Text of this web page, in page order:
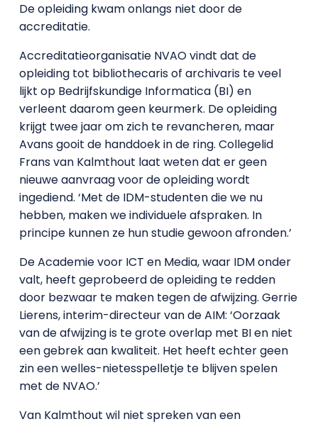
De opleiding kwam onlangs niet door de
accreditatie.
Accreditatieorganisatie NVAO vindt dat de
opleiding tot bibliothecaris of archivaris te veel
lijkt op Bedrijfskundige Informatica (BI) en
verleent daarom geen keurmerk. De opleiding
krijgt twee jaar om zich te revancheren, maar
Avans gooit de handdoek in de ring. Collegelid
Frans van Kalmthout laat weten dat er geen
nieuwe aanvraag voor de opleiding wordt
ingediend. ‘Met de IDM-studenten die we nu
hebben, maken we individuele afspraken. In
principe kunnen ze hun studie gewoon afronden.’
De Academie voor ICT en Media, waar IDM onder
valt, heeft geprobeerd de opleiding te redden
door bezwaar te maken tegen de afwijzing. Gerrie
Lierens, interim-directeur van de AIM: ‘Oorzaak
van de afwijzing is te grote overlap met BI en niet
een gebrek aan kwaliteit. Het heeft echter geen
zin een welles-nietesspelletje te blijven spelen
met de NVAO.’
Van Kalmthout wil niet spreken van een